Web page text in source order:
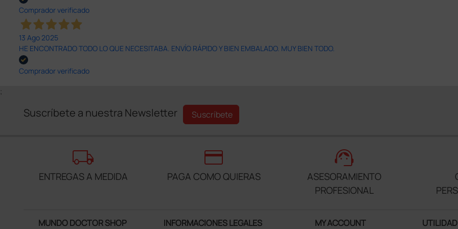
Comprador verificado
13 Ago 2025
HE ENCONTRADO TODO LO QUE NECESITABA. ENVÍO RÁPIDO Y BIEN EMBALADO. MUY BIEN TODO.
Comprador verificado
;
Suscríbete a nuestra Newsletter Suscríbete
local_shipping
ENTREGAS A MEDIDA
credit_card
PAGA COMO QUIERAS
support_agent
ASESORAMIENTO
PROFESIONAL
MUNDO DOCTOR SHOP INFORMACIONES LEGALES MY ACCOUNT UTILIDAD